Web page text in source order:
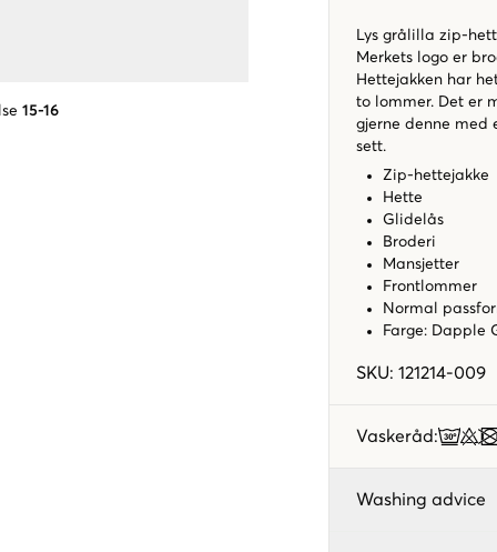
15-16
Lys grålilla zip-
Merkets logo er
Hettejakken har
to lommer. Det er
gjerne denne med
sett.
Zip-hettejakke
Hette
Glidelås
Broderi
Mansjetter
Frontlommer
Normal
Farge: Dapple
SKU: 121214-009
Vaskeråd:
Washing advice